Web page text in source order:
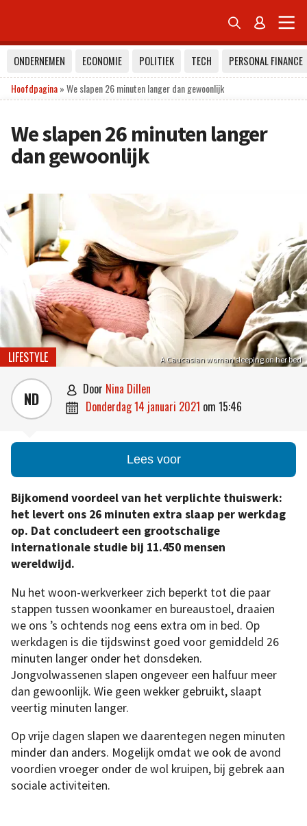
 
ONDERNEMEN ECONOMIE POLITIEK TECH
PERSONAL FINANCE
Hoofdpagina»We slapen 26 minuten langer dan gewoonlijk
We slapen 26 minuten langer
dan gewoonlijk
A Caucasian woman sleeping on her bed
LIFESTYLE
ND  door Nina Dillen
 donderdag 14 januari 2021 om 15:46
Lees voor
Bijkomend voordeel van het verplichte thuiswerk:
het levert ons 26 minuten extra slaap per werkdag
op. Dat concludeert een grootschalige
internationale studie bij 11.450 mensen
wereldwijd.
Nu het woon-werkverkeer zich beperkt tot die paar
stappen tussen woonkamer en bureaustoel, draaien
we ons ’s ochtends nog eens extra om in bed. Op
werkdagen is die tijdswinst goed voor gemiddeld 26
minuten langer onder het donsdeken.
Jongvolwassenen slapen ongeveer een halfuur meer
dan gewoonlijk. Wie geen wekker gebruikt, slaapt
veertig minuten langer.
Op vrije dagen slapen we daarentegen negen minuten
minder dan anders. Mogelijk omdat we ook de avond
voordien vroeger onder de wol kruipen, bij gebrek aan
sociale activiteiten.